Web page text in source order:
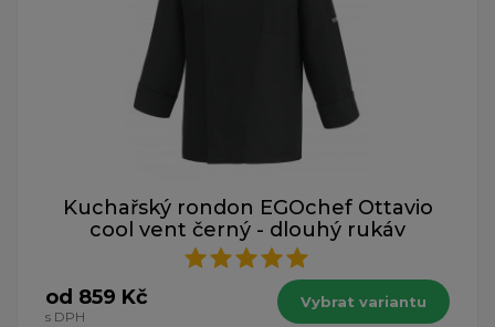
Kuchařský rondon EGOchef Ottavio
cool vent černý - dlouhý rukáv
od 859 Kč
s DPH
Vybrat variantu